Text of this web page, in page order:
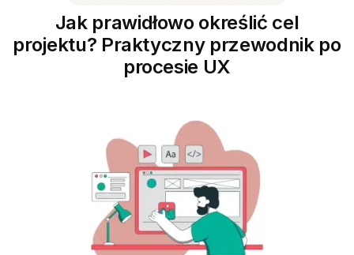
Jak prawidłowo określić cel
projektu? Praktyczny przewodnik po
procesie UX